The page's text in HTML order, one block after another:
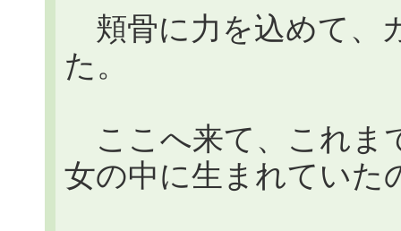
頬骨に力を込めて、
た。
ここへ来て、これま
女の中に生まれていた